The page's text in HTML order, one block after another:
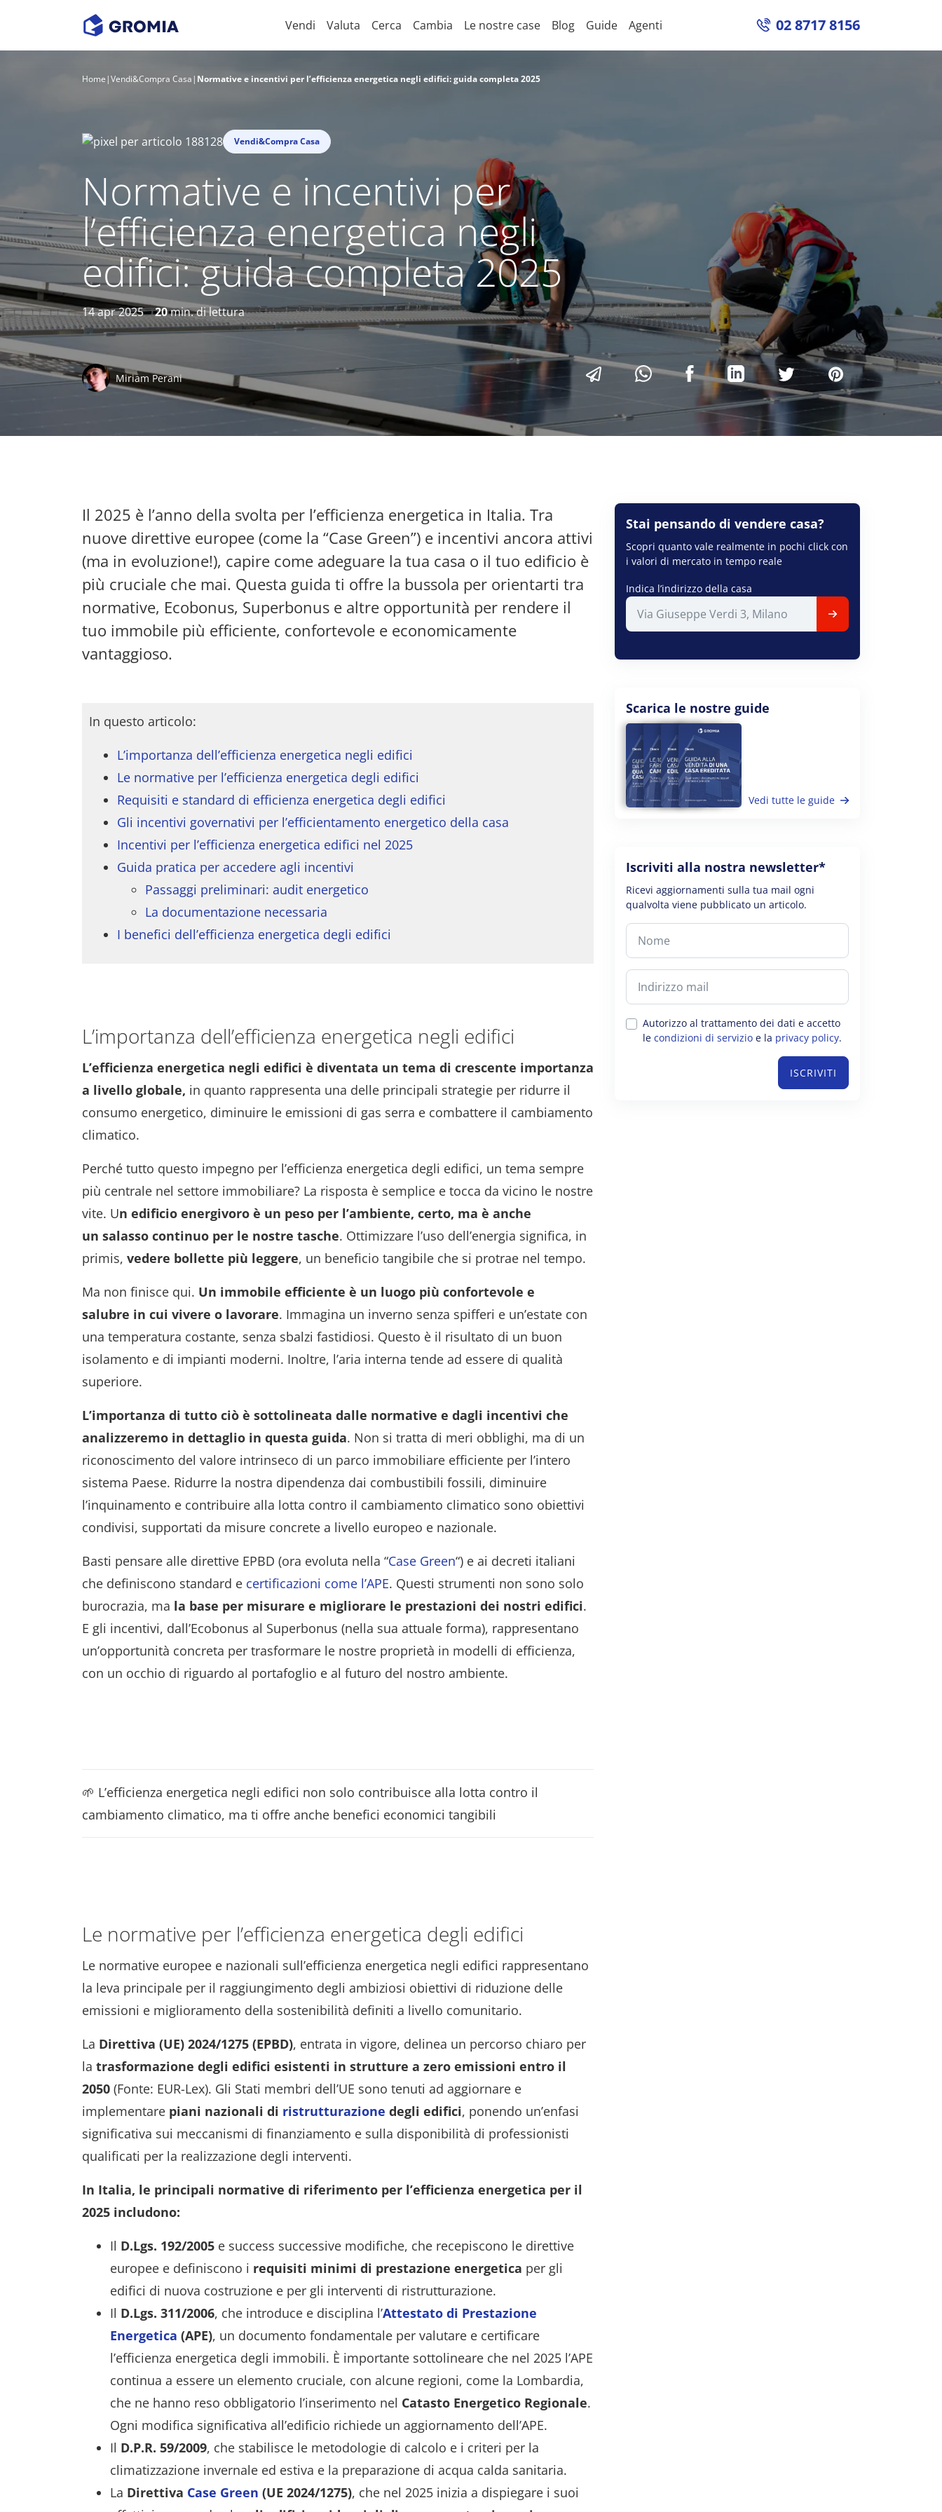
Vendi Valuta Cerca Cambia Le nostre case Blog Guide Agenti 02 8717 8156
Home |Vendi&Compra Casa | Normative e incentivi per l’efficienza energetica negli edifici: guida completa 2025
Vendi&Compra Casa
Normative e incentivi per
l’efficienza energetica negli
edifici: guida completa 2025
14 apr 2025 20min. di lettura
Miriam Perani
Il 2025 è l’anno della svolta per l’efficienza energetica in Italia. Tra
nuove direttive europee (come la “Case Green”) e incentivi ancora attivi
(ma in evoluzione!), capire come adeguare la tua casa o il tuo edificio è
più cruciale che mai. Questa guida ti offre la bussola per orientarti tra
normative, Ecobonus, Superbonus e altre opportunità per rendere il
tuo immobile più efficiente, confortevole e economicamente
vantaggioso.
In questo articolo:
L’importanza dell’efficienza energetica negli edifici
Le normative per l’efficienza energetica degli edifici
Requisiti e standard di efficienza energetica degli edifici
Gli incentivi governativi per l’efficientamento energetico della casa
Incentivi per l’efficienza energetica edifici nel 2025
Guida pratica per accedere agli incentivi
Passaggi preliminari: audit energetico
La documentazione necessaria
I benefici dell’efficienza energetica degli edifici
L’importanza dell’efficienza energetica negli edifici
L’efficienza energetica negli edifici è diventata un tema di crescente importanza
a livello globale, in quanto rappresenta una delle principali strategie per ridurre il
consumo energetico, diminuire le emissioni di gas serra e combattere il cambiamento
climatico.
Perché tutto questo impegno per l’efficienza energetica degli edifici, un tema sempre
più centrale nel settore immobiliare? La risposta è semplice e tocca da vicino le nostre
vite. Un edificio energivoro è un peso per l’ambiente, certo, ma è anche
un salasso continuo per le nostre tasche. Ottimizzare l’uso dell’energia significa, in
primis, vedere bollette più leggere, un beneficio tangibile che si protrae nel tempo.
Ma non finisce qui. Un immobile efficiente è un luogo più confortevole e
salubre in cui vivere o lavorare. Immagina un inverno senza spifferi e un’estate con
una temperatura costante, senza sbalzi fastidiosi. Questo è il risultato di un buon
isolamento e di impianti moderni. Inoltre, l’aria interna tende ad essere di qualità
superiore.
L’importanza di tutto ciò è sottolineata dalle normative e dagli incentivi che
analizzeremo in dettaglio in questa guida. Non si tratta di meri obblighi, ma di un
riconoscimento del valore intrinseco di un parco immobiliare efficiente per l’intero
sistema Paese. Ridurre la nostra dipendenza dai combustibili fossili, diminuire
l’inquinamento e contribuire alla lotta contro il cambiamento climatico sono obiettivi
condivisi, supportati da misure concrete a livello europeo e nazionale.
Basti pensare alle direttive EPBD (ora evoluta nella “Case Green“) e ai decreti italiani
che definiscono standard e certificazioni come l’APE. Questi strumenti non sono solo
burocrazia, ma la base per misurare e migliorare le prestazioni dei nostri edifici.
E gli incentivi, dall’Ecobonus al Superbonus (nella sua attuale forma), rappresentano
un’opportunità concreta per trasformare le nostre proprietà in modelli di efficienza,
con un occhio di riguardo al portafoglio e al futuro del nostro ambiente.
🌱 L’efficienza energetica negli edifici non solo contribuisce alla lotta contro il
cambiamento climatico, ma ti offre anche benefici economici tangibili
Le normative per l’efficienza energetica degli edifici
Le normative europee e nazionali sull’efficienza energetica negli edifici rappresentano
la leva principale per il raggiungimento degli ambiziosi obiettivi di riduzione delle
emissioni e miglioramento della sostenibilità definiti a livello comunitario.
La Direttiva (UE) 2024/1275 (EPBD), entrata in vigore, delinea un percorso chiaro per
la trasformazione degli edifici esistenti in strutture a zero emissioni entro il
2050 (Fonte: EUR-Lex). Gli Stati membri dell’UE sono tenuti ad aggiornare e
implementare piani nazionali di ristrutturazione degli edifici, ponendo un’enfasi
significativa sui meccanismi di finanziamento e sulla disponibilità di professionisti
qualificati per la realizzazione degli interventi.
In Italia, le principali normative di riferimento per l’efficienza energetica per il
2025 includono:
Il D.Lgs. 192/2005 e success successive modifiche, che recepiscono le direttive
europee e definiscono i requisiti minimi di prestazione energetica per gli
edifici di nuova costruzione e per gli interventi di ristrutturazione.
Il D.Lgs. 311/2006, che introduce e disciplina l’Attestato di Prestazione
Energetica (APE), un documento fondamentale per valutare e certificare
l’efficienza energetica degli immobili. È importante sottolineare che nel 2025 l’APE
continua a essere un elemento cruciale, con alcune regioni, come la Lombardia,
che ne hanno reso obbligatorio l’inserimento nel Catasto Energetico Regionale.
Ogni modifica significativa all’edificio richiede un aggiornamento dell’APE.
Il D.P.R. 59/2009, che stabilisce le metodologie di calcolo e i criteri per la
climatizzazione invernale ed estiva e la preparazione di acqua calda sanitaria.
La Direttiva Case Green (UE 2024/1275), che nel 2025 inizia a dispiegare i suoi
Stai pensando di vendere casa?
Scopri quanto vale realmente in pochi click con
i valori di mercato in tempo reale
Indica l’indirizzo della casa
Scarica le nostre guide
Vedi tutte le guide
Iscriviti alla nostra newsletter*
Ricevi aggiornamenti sulla tua mail ogni
qualvolta viene pubblicato un articolo.
Autorizzo al trattamento dei dati e accetto
le condizioni di servizio e la privacy policy.
ISCRIVITI